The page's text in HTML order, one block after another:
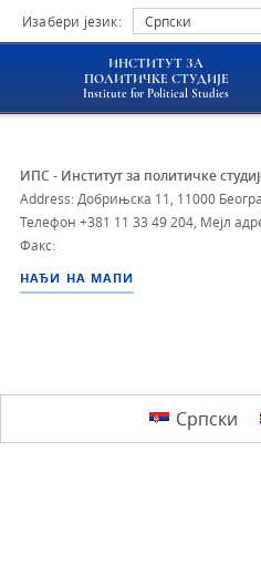
Изабери језик: Српски
ИНСТИТУТ ЗА
ПОЛИТИЧКЕ СТУДИЈЕ
Institute for Political Studies
ИПС - Институт за политичке
Address: Добрињска 11, 11000
Телефон +381 11 33 49 204 Мејл
Факс:
НАЂИ НА МАПИ
Српски